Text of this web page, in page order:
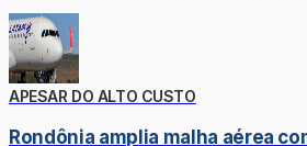
APESAR DO ALTO CUSTO
Rondônia amplia malha aérea